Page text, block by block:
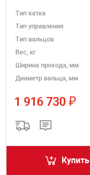
Тип катка
Тип управления
Тип вальцов
Вес, кг
Ширина прохода, мм
Диаметр вальца, мм
1 916 730 ₽
Купить